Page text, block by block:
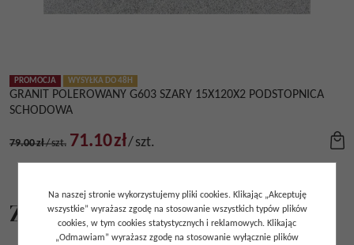
PROMOCJA WYSYŁKA DO 48H
GRANIT POLEROWANY G603 SZARY 15X120X2 PODSTOPNICA
SCHODOWA
79.00zł/szt. 71.10zł/szt.
Z tej samej kolekcji
Na naszej stronie wykorzystujemy pliki cookies. Klikając „Akceptuję
wszystkie” wyrażasz zgodę na stosowanie wszystkich typów plików
cookies, w tym cookies statystycznych i reklamowych. Klikając
„Odmawiam” wyrażasz zgodę na stosowanie wyłącznie plików